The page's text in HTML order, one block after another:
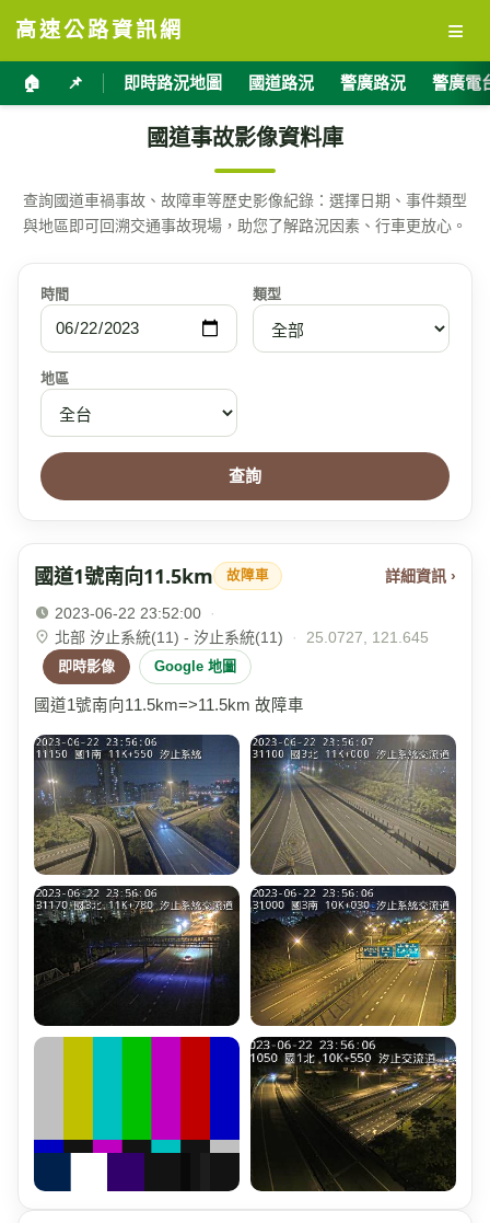
高速公路資訊網 ≡
🏠 📌 即時路況地圖 國道路況 警廣路況 警廣電
國道事故影像資料庫
查詢國道車禍事故、故障車等歷史影像紀錄：選擇日期、事件類型
與地區即可回溯交通事故現場，助您了解路況因素、行車更放心。
時間 類型
地區
查詢
國道1號南向11.5km 故障車 詳細資訊 ›
2023-06-22 23:52:00
·
北部 汐止系統(11) - 汐止系統(11)
· 25.0727, 121.645
即時影像 Google 地圖
國道1號南向11.5km=>11.5km 故障車